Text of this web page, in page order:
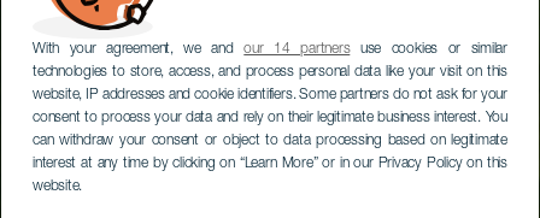
With your agreement, we andour 14 partnersuse cookies or similar
technologies to store, access, and process personal data like your visit on this
website, IP addresses and cookie identifiers. Some partners do not ask for your
consent to process your data and rely on their legitimate business interest. You
can withdraw your consent or object to data processing based on legitimate
interest at any time by clicking on “Learn More” or in our Privacy Policy on this
website.